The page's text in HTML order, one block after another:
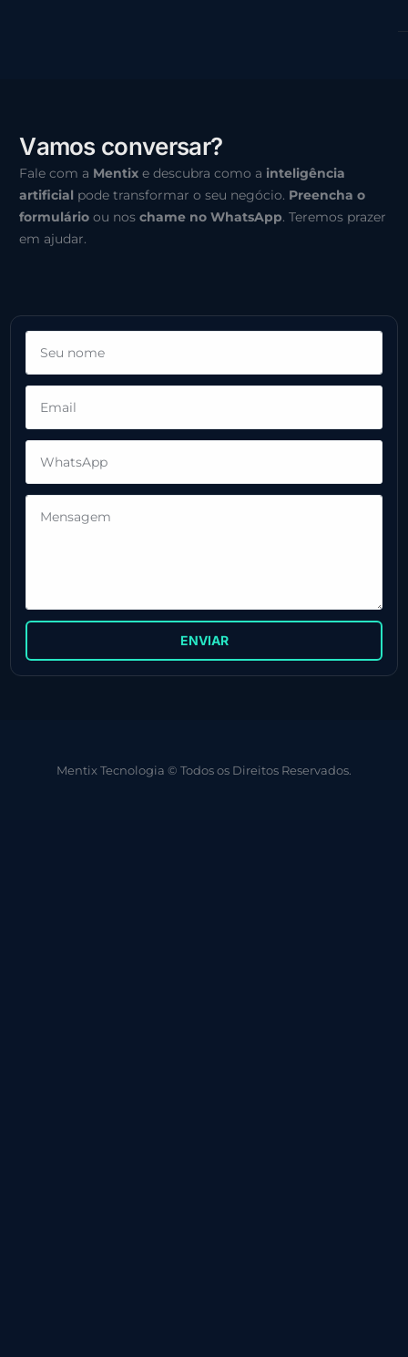
Vamos conversar?
Fale com a Mentix e descubra como a inteligência
artificial pode transformar o seu negócio. Preencha o
formulário ou noschame no WhatsApp. Teremos prazer
em ajudar.
ENVIAR
Mentix Tecnologia © Todos os Direitos Reservados.